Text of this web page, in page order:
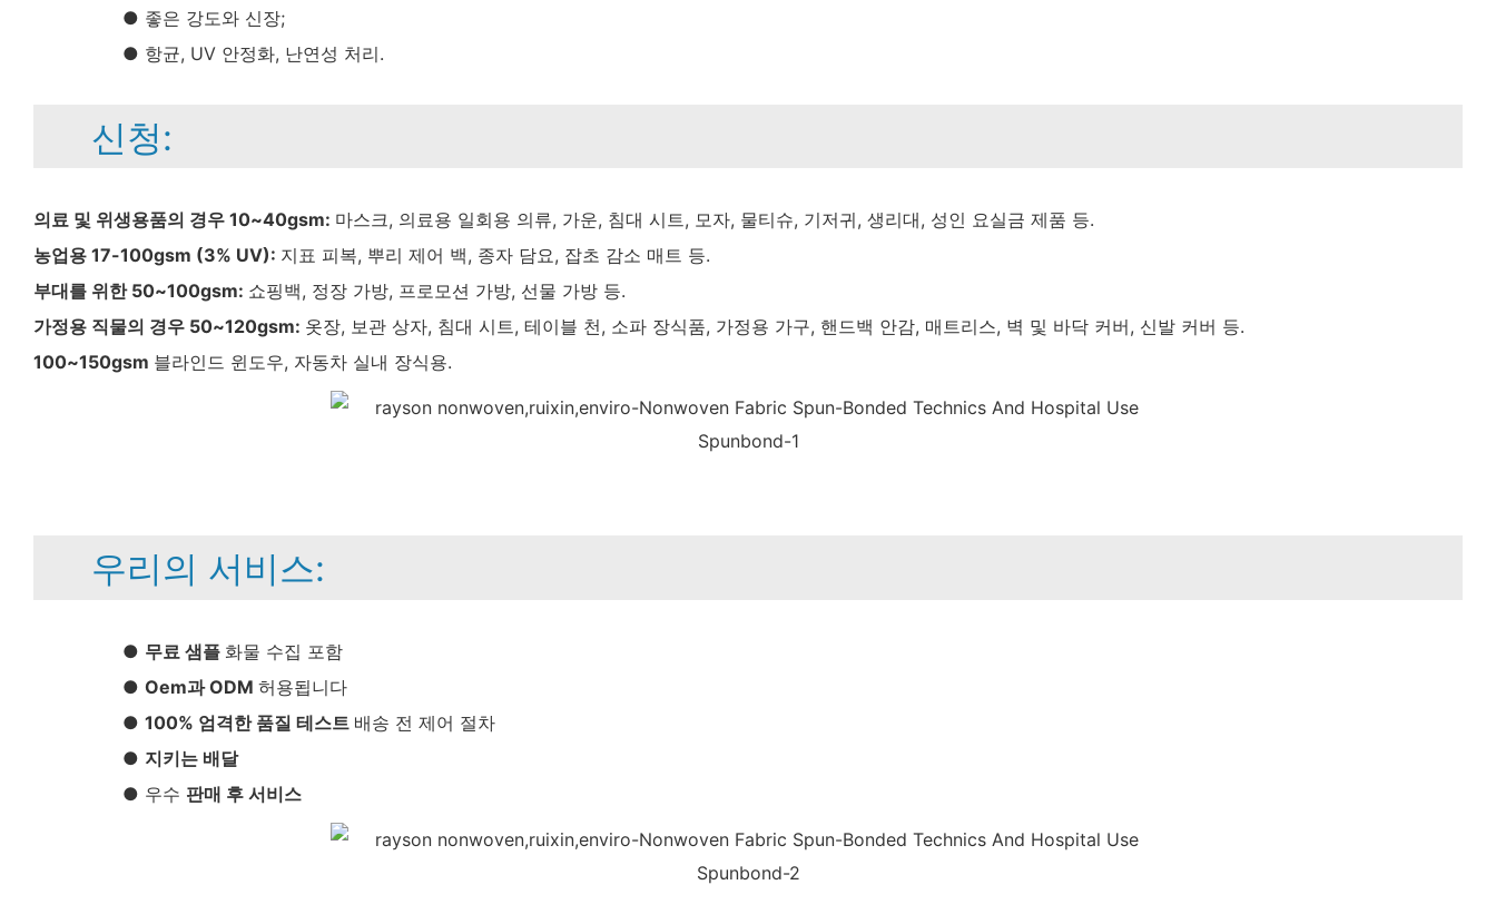
● 좋은 강도와 ​​신장;
● 항균, UV 안정화, 난연성 처리.
신청:
의료 및 위생용품의 경우 10~40gsm: 마스크, 의료용 일회용 의류, 가운, 침대 시트, 모자, 물티슈, 기저귀, 생리대, 성인 요실금 제품 등.
농업용 17-100gsm (3% UV): 지표 피복, 뿌리 제어 백, 종자 담요, 잡초 감소 매트 등.
부대를 위한 50~100gsm: 쇼핑백, 정장 가방, 프로모션 가방, 선물 가방 등.
가정용 직물의 경우 50~120gsm: 옷장, 보관 상자, 침대 시트, 테이블 천, 소파 장식품, 가정용 가구, 핸드백 안감, 매트리스, 벽 및 바닥 커버, 신발 커버 등.
100~150gsm 블라인드 윈도우, 자동차 실내 장식용.
우리의 서비스:
● 무료 샘플 화물 수집 포함
● Oem과 ODM 허용됩니다
● 100% 엄격한 품질 테스트 배송 전 제어 절차
● 지키는 배달
● 우수 판매 후 서비스